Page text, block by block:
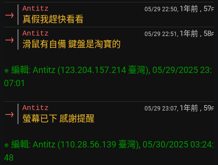
→ Antitz 05/29 22:50, 1年前 , 57F
真假我趕快看看
→ Antitz 05/29 22:51, 1年前 , 58F
滑鼠有自備 鍵盤是淘寶的
※ 編輯: Antitz (123.204.157.214 臺灣), 05/29/2025 23:
07:01
→ Antitz 05/29 23:07, 1年前 , 59F
螢幕已下 感謝提醒
※ 編輯: Antitz (110.28.56.139 臺灣), 05/30/2025 03:24:
48